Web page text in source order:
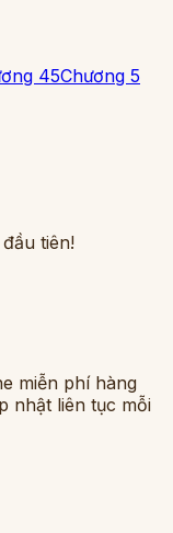
45Chương 5
tiên!
miễn phí hàng
nhật liên tục mỗi